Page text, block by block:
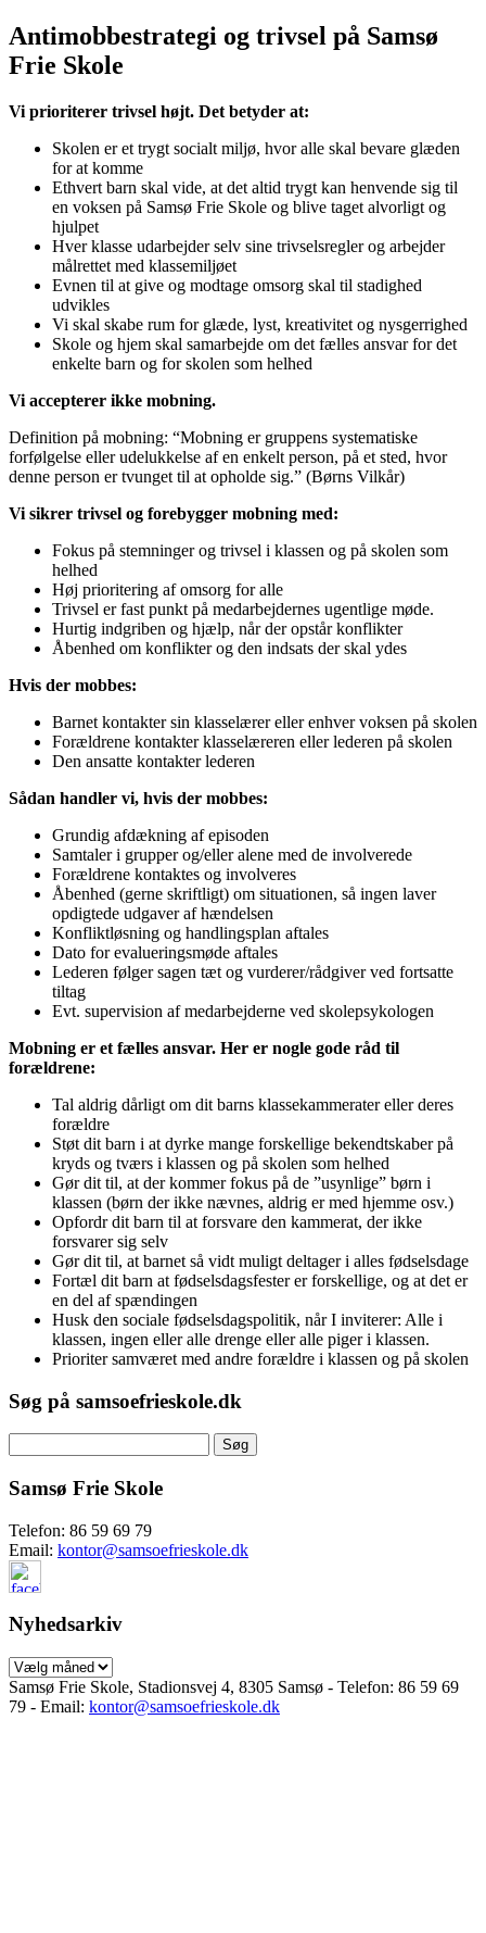
Antimobbestrategi og trivsel på Samsø
Frie Skole
Vi prioriterer trivsel højt. Det betyder at:
Skolen er et trygt socialt miljø, hvor alle skal bevare glæden
for at komme
Ethvert barn skal vide, at det altid trygt kan henvende sig til
en voksen på Samsø Frie Skole og blive taget alvorligt og
hjulpet
Hver klasse udarbejder selv sine trivselsregler og arbejder
målrettet med klassemiljøet
Evnen til at give og modtage omsorg skal til stadighed
udvikles
Vi skal skabe rum for glæde, lyst, kreativitet og nysgerrighed
Skole og hjem skal samarbejde om det fælles ansvar for det
enkelte barn og for skolen som helhed
Vi accepterer ikke mobning.
Definition på mobning: “Mobning er gruppens systematiske
forfølgelse eller udelukkelse af en enkelt person, på et sted, hvor
denne person er tvunget til at opholde sig.” (Børns Vilkår)
Vi sikrer trivsel og forebygger mobning med:
Fokus på stemninger og trivsel i klassen og på skolen som
helhed
Høj prioritering af omsorg for alle
Trivsel er fast punkt på medarbejdernes ugentlige møde.
Hurtig indgriben og hjælp, når der opstår konflikter
Åbenhed om konflikter og den indsats der skal ydes
Hvis der mobbes:
Barnet kontakter sin klasselærer eller enhver voksen på skolen
Forældrene kontakter klasselæreren eller lederen på skolen
Den ansatte kontakter lederen
Sådan handler vi, hvis der mobbes:
Grundig afdækning af episoden
Samtaler i grupper og/eller alene med de involverede
Forældrene kontaktes og involveres
Åbenhed (gerne skriftligt) om situationen, så ingen laver
opdigtede udgaver af hændelsen
Konfliktløsning og handlingsplan aftales
Dato for evalueringsmøde aftales
Lederen følger sagen tæt og vurderer/rådgiver ved fortsatte
tiltag
Evt. supervision af medarbejderne ved skolepsykologen
Mobning er et fælles ansvar. Her er nogle gode råd til
forældrene:
Tal aldrig dårligt om dit barns klassekammerater eller deres
forældre
Støt dit barn i at dyrke mange forskellige bekendtskaber på
kryds og tværs i klassen og på skolen som helhed
Gør dit til, at der kommer fokus på de ”usynlige” børn i
klassen (børn der ikke nævnes, aldrig er med hjemme osv.)
Opfordr dit barn til at forsvare den kammerat, der ikke
forsvarer sig selv
Gør dit til, at barnet så vidt muligt deltager i alles fødselsdage
Fortæl dit barn at fødselsdagsfester er forskellige, og at det er
en del af spændingen
Husk den sociale fødselsdagspolitik, når I inviterer: Alle i
klassen, ingen eller alle drenge eller alle piger i klassen.
Prioriter samværet med andre forældre i klassen og på skolen
Søg på samsoefrieskole.dk
efter:
Samsø Frie Skole
Telefon: 86 59 69 79
Email: kontor@samsoefrieskole.dk
Nyhedsarkiv
Nyhedsarkiv
Samsø Frie Skole, Stadionsvej 4, 8305 Samsø - Telefon: 86 59 69
79 - Email: kontor@samsoefrieskole.dk